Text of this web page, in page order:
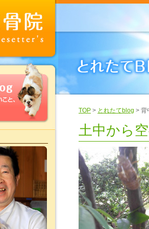
TOP > とれたてblog > 背
土中から